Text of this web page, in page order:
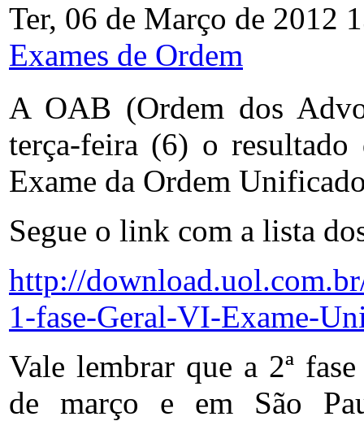
Ter, 06 de Março de 2012
Exames de Ordem
A OAB (Ordem dos
terça-feira (6) o
Exame da Ordem
Segue o link com a lista
http://
1-fase-Geral-VI-Exame-
Vale lembrar que a 2ª
de março e em São